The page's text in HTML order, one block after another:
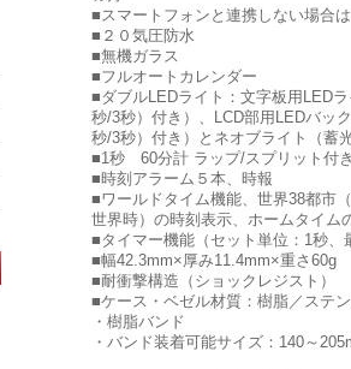
■スマートフォンと連携しない場合
■２０気圧防水
■無機ガラス
■フルオートカレンダー
■ダブルLEDライト：文字板用LED
秒/3秒）付き）、LCD部用LEDバッ
秒/3秒）付き）とネオブライト（蓄光
■1秒 60分計 ラップ/スプリット付
■時刻アラーム５本、時報
■ワールドタイム機能、世界38都市
世界時）の時刻表示、ホームタイム
■タイマー機能（セット単位：1秒、
■幅42.3mm×厚み11.4mm×重さ60g
■耐衝撃構造（ショックレジスト）
■ケース・ベゼル材質：樹脂／ステ
・樹脂バンド
・バンド装着可能サイズ：140～